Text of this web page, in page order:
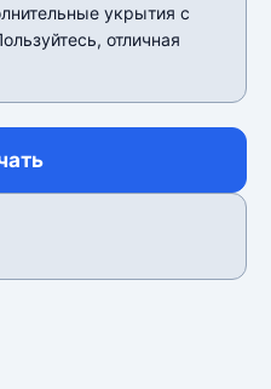
укрытия с
отличная